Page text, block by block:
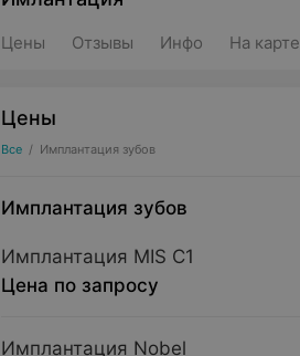
Цены Отзывы Инфо На карте
Цены
Все / Имплантация зубов
Имплантация зубов
Имплантация MIS С1
Цена по запросу
Имплантация Nobel